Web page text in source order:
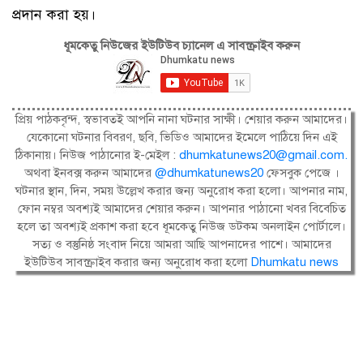
প্রদান করা হয়।
ধূমকেতু নিউজের ইউটিউব চ্যানেল এ সাবস্ক্রাইব করুন
প্রিয় পাঠকবৃন্দ, স্বভাবতই আপনি নানা ঘটনার সাক্ষী। শেয়ার করুন আমাদের।
যেকোনো ঘটনার বিবরণ, ছবি, ভিডিও আমাদের ইমেলে পাঠিয়ে দিন এই
ঠিকানায়। নিউজ পাঠানোর ই-মেইল : dhumkatunews20@gmail.com.
অথবা ইনবক্স করুন আমাদের@dhumkatunews20 ফেসবুক পেজে ।
ঘটনার স্থান, দিন, সময় উল্লেখ করার জন্য অনুরোধ করা হলো। আপনার নাম,
ফোন নম্বর অবশ্যই আমাদের শেয়ার করুন। আপনার পাঠানো খবর বিবেচিত
হলে তা অবশ্যই প্রকাশ করা হবে ধূমকেতু নিউজ ডটকম অনলাইন পোর্টালে।
সত্য ও বস্তুনিষ্ঠ সংবাদ নিয়ে আমরা আছি আপনাদের পাশে। আমাদের
ইউটিউব সাবস্ক্রাইব করার জন্য অনুরোধ করা হলো Dhumkatu news